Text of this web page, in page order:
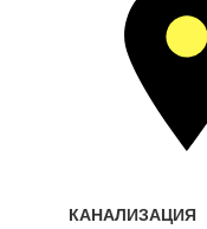
КАНАЛИЗАЦИЯ